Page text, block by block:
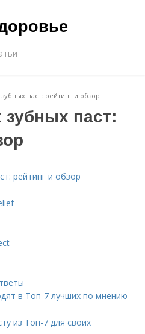
паст: рейтинг и обзор
паст:
рейтинг и обзор
в Топ-7 лучших по мнению
из Топ-7 для своих